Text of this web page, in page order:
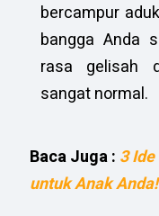
bercampur
bangga Anda
rasa gelisah
sangat normal.
Baca Juga : 3
untuk Anak Anda!